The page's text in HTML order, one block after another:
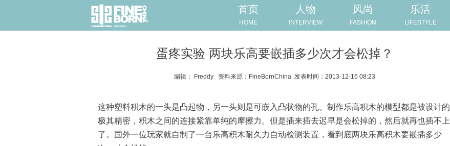
首页
HOME
人物
INTERVIEW
风尚
FASHION
乐活
LIFESTYLE
蛋疼实验 两块乐高要嵌插多少次才会松掉？
编辑： Freddy 资料来源：FineBornChina 发表时间：2013-12-16 08:23
这种塑料积木的一头是凸起物，另一头则是可嵌入凸状物的孔。制作乐高积木的模型都是被设计的
极其精密，积木之间的连接紧靠单纯的摩擦力。但是插来插去迟早是会松掉的，然后就再也插不上
了。国外一位玩家就自制了一台乐高积木耐久力自动检测装置，看到底两块乐高积木要嵌插多少